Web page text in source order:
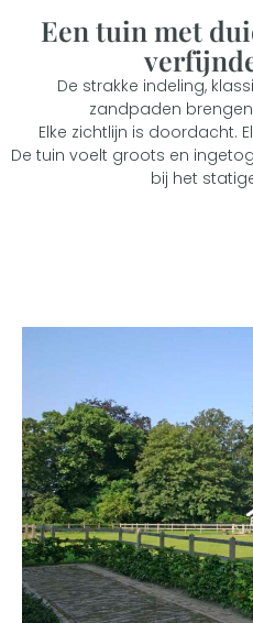
Een tuin met
De strakke indeling,
zandpaden
Elke zichtlijn is doordacht.
De tuin voelt groots en
bij het